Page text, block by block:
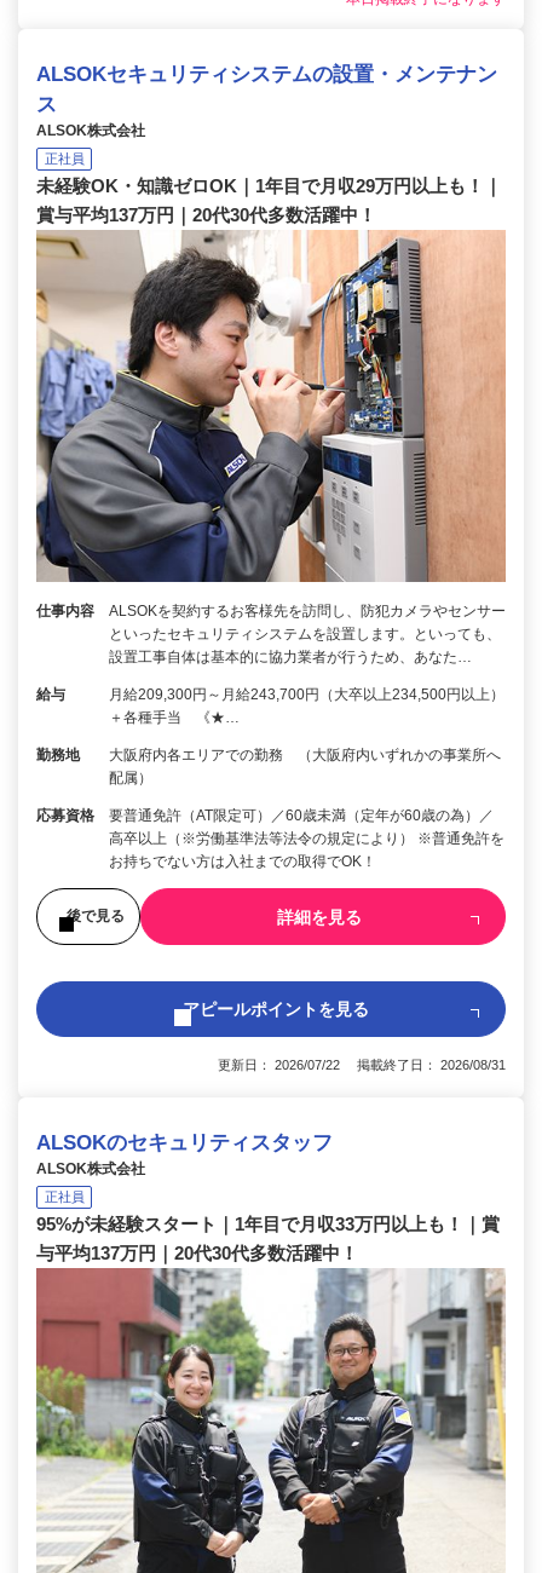
ALSOKセキュリティシステムの設置・メンテナン
ス
ALSOK株式会社
正社員
未経験OK・知識ゼロOK｜1年目で月収29万円以上も！｜
賞与平均137万円｜20代30代多数活躍中！
仕事内容
ALSOKを契約するお客様先を訪問し、防犯カメラやセンサー
といったセキュリティシステムを設置します。といっても、
設置工事自体は基本的に協力業者が行うため、あなた…
給与
月給209,300円～月給243,700円（大卒以上234,500円以上）
＋各種手当 《★…
勤務地
大阪府内各エリアでの勤務 （大阪府内いずれかの事業所へ
配属）
応募資格
要普通免許（AT限定可）／60歳未満（定年が60歳の為）／
高卒以上（※労働基準法等法令の規定により） ※普通免許を
お持ちでない方は入社までの取得でOK！
後で見る 詳細を見る
アピールポイントを見る
更新日： 2026/07/22 掲載終了日： 2026/08/31
ALSOKのセキュリティスタッフ
ALSOK株式会社
正社員
95%が未経験スタート｜1年目で月収33万円以上も！｜賞
与平均137万円｜20代30代多数活躍中！